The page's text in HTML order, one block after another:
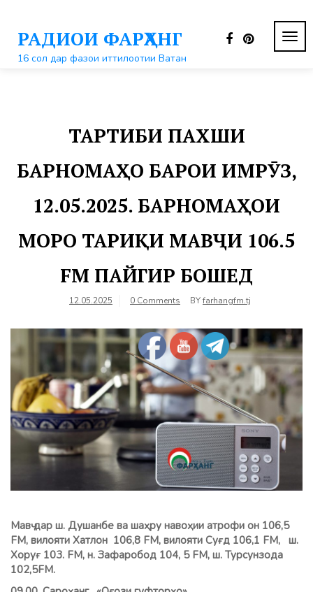
контентуРАДИОИ ФАРҲАНГ
16 сол дар фазои иттилоотии Ватан
ТАРТИБИ ПАХШИ
БАРНОМАҲО БАРОИ ИМРӮЗ,
12.05.2025. БАРНОМАҲОИ
МОРО ТАРИҚИ МАВҶИ 106.5
FM ПАЙГИР БОШЕД
12.05.2025 0 Comments BYfarhangfm.tj
Мавҷ дар ш. Душанбе ва шаҳру навоҳии атрофи он 106,5
FM, вилояти Хатлон 106,8 FМ, вилояти Суғд 106,1 FM, ш.
Хоруғ 103. FM, н. Зафаробод 104, 5 FM, ш. Турсунзода
102,5FM.